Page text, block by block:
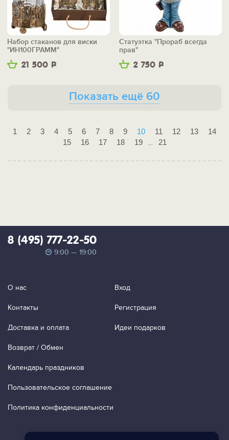
21 500 Р
Набор стаканов для виски
"ИН100ГРАММ"
2 750 Р
Статуэтка "Прораб всегда
прав"
Показать ещё 60
1 2 3 4 5 6 7 8 9 10 11 12 13
14
15
16 17 18 19 ... 21
8 (495) 777-22-50
9:00 — 19:00
О нас
Контакты
Доставка и оплата
Возврат / Обмен
Календарь праздников
Пользовательское соглашение
Политика конфиденциальности
Вход
Регистрация
Идеи подарков